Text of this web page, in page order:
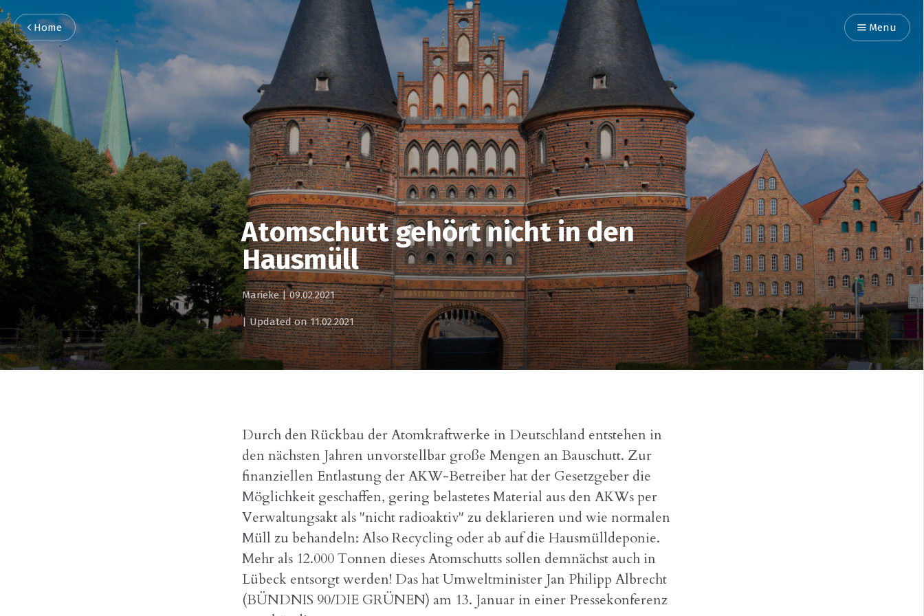
Home Menu
Atomschutt gehört nicht in den
Hausmüll
Marieke|09.02.2021
| Updated on 11.02.2021
Durch den Rückbau der Atomkraftwerke in Deutschland entstehen in
den nächsten Jahren unvorstellbar große Mengen an Bauschutt. Zur
finanziellen Entlastung der AKW-Betreiber hat der Gesetzgeber die
Möglichkeit geschaffen, gering belastetes Material aus den AKWs per
Verwaltungsakt als "nicht radioaktiv" zu deklarieren und wie normalen
Müll zu behandeln: Also Recycling oder ab auf die Hausmülldeponie.
Mehr als 12.000 Tonnen dieses Atomschutts sollen demnächst auch in
Lübeck entsorgt werden! Das hat Umweltminister Jan Philipp Albrecht
(BÜNDNIS 90/DIE GRÜNEN) am 13. Januar in einer Pressekonferenz